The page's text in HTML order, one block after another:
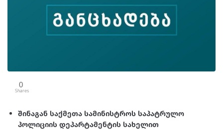
0
Shares
შინაგან საქმეთა სამინისტროს საპატრულო
პოლიციის დეპარტამენტის სახელით